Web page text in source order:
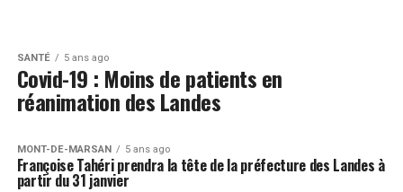
SANTÉ 5 ans ago
Covid-19 : Moins de patients en
réanimation des Landes
MONT-DE-MARSAN 5 ans ago
Françoise Tahéri prendra la tête de la préfecture des Landes à
partir du 31 janvier